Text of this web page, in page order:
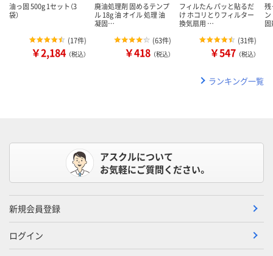
油っ固 500g 1セット（3
袋）
(17件)
￥2,184 （税込）
廃油処理剤 固めるテンプ
ル 18g 油 オイル 処理 油
凝固…
(63件)
￥418 （税込）
フィルたん パッと貼るだ
け ホコリとりフィルター
換気扇用 …
(31件)
￥547 （税込）
残
ランキング一覧
アスクルについて
お気軽にご質問ください。
新規会員登録
ログイン